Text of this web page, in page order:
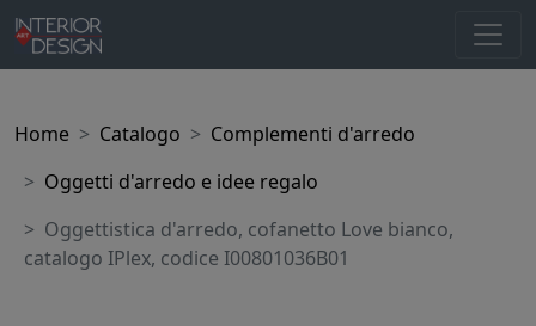
Home Catalogo
Complementi d'arredo
Oggetti d'arredo e idee regalo
Oggettistica d'arredo, cofanetto Love bianco,
catalogo IPlex, codice I00801036B01